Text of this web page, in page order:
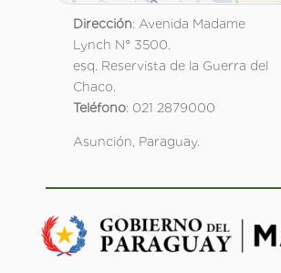
Dirección: Avenida Madame
Lynch N° 3500.
esq. Reservista de la Guerra del
Chaco.
Teléfono: 021 2879000
Asunción, Paraguay.